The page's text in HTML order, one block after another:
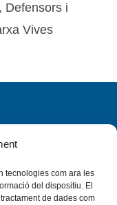
tecnologies com ara les
del dispositiu. El
de dades com
Defensors i
Vives
LinkedIn